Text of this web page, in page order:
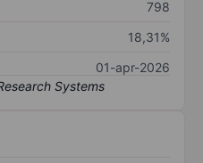
798
18,31%
01-apr-2026